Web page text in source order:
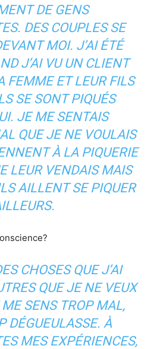
DE GENS
DES COUPLES SE
MOI. J’AI ÉTÉ
J’AI VU UN CLIENT
FEMME ET LEUR FILS
SE SONT PIQUÉS
JE ME SENTAIS
QUE JE NE VOULAIS
À LA PIQUERIE
LEUR VENDAIS MAIS
AILLENT SE PIQUER
CHOSES QUE J’AI
QUE JE NE VEUX
SENS TROP MAL,
DÉGUEULASSE. À
MES EXPÉRIENCES,